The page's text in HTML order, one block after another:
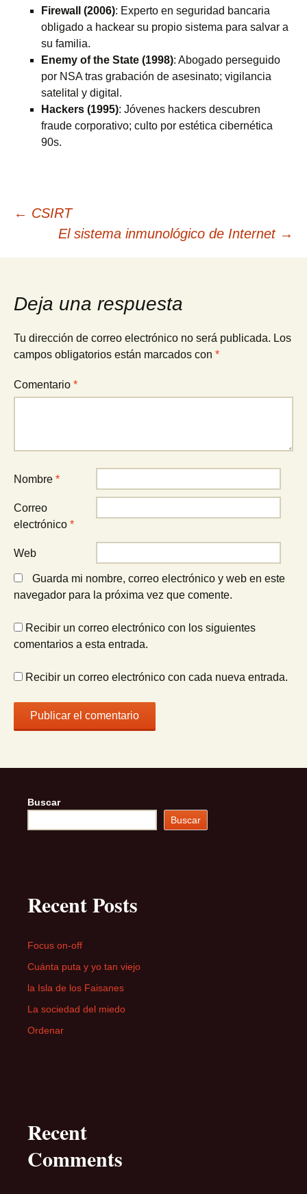
Firewall (2006): Experto en seguridad bancaria
obligado a hackear su propio sistema para salvar a
su familia.
Enemy of the State (1998): Abogado perseguido
por NSA tras grabación de asesinato; vigilancia
satelital y digital.
Hackers (1995): Jóvenes hackers descubren
fraude corporativo; culto por estética cibernética
90s.
Navegación
de
entradas
← CSIRT
El sistema inmunológico de Internet →
Deja una respuesta
Tu dirección de correo electrónico no será publicada. Los
campos obligatorios están marcados con *
Comentario *
Nombre *
Correo
electrónico *
Web
Guarda mi nombre, correo electrónico y web en este
navegador para la próxima vez que comente.
Recibir un correo electrónico con los siguientes
comentarios a esta entrada.
Recibir un correo electrónico con cada nueva entrada.
Buscar
Buscar
Recent Posts
Focus on-off
Cuánta puta y yo tan viejo
la Isla de los Faisanes
La sociedad del miedo
Ordenar
Recent
Comments